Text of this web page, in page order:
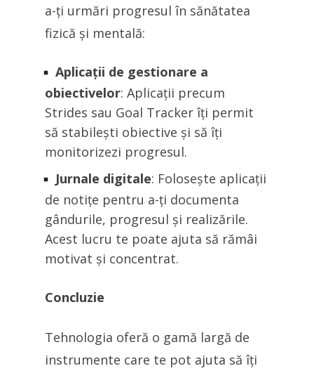
a-ți urmări progresul în sănătatea
fizică și mentală:
Aplicații de gestionare a
obiectivelor: Aplicații precum
Strides sau Goal Tracker îți permit
să stabilești obiective și să îți
monitorizezi progresul.
Jurnale digitale: Folosește aplicații
de notițe pentru a-ți documenta
gândurile, progresul și realizările.
Acest lucru te poate ajuta să rămâi
motivat și concentrat.
Concluzie
Tehnologia oferă o gamă largă de
instrumente care te pot ajuta să îți